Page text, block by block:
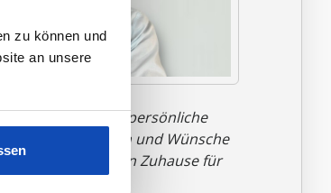
zu können und
an unsere
und das persönliche
wir Ihre Ideen und Wünsche
massiven Zuhause für
lassen."